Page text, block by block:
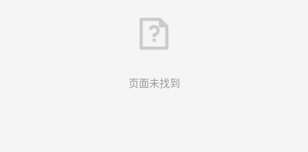
页面未找到